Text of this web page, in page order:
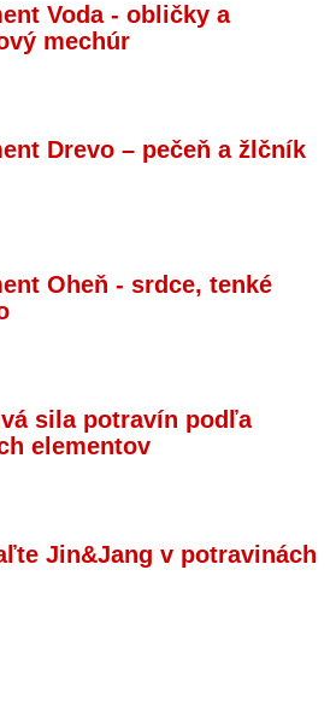
Voda - obličky a
mechúr
Drevo – pečeň a žlčník
Oheň - srdce, tenké
sila potravín podľa
elementov
Jin&Jang v potravinách